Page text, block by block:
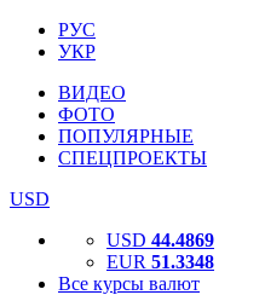
РУС
УКР
ВИДЕО
ФОТО
ПОПУЛЯРНЫЕ
СПЕЦПРОЕКТЫ
USD
USD 44.4869
EUR 51.3348
Все курсы валют